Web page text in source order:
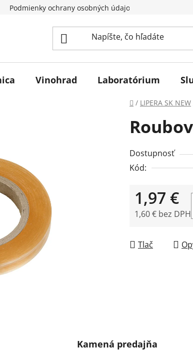
Podmienky ochrany osobných údajov
Vinohrad Laboratórium
Domov
/ LIPERA SK NEW
Dostupnosť
Kód:
1,97 €
1,60 € bez DPH
Tlač
Kamená predajňa